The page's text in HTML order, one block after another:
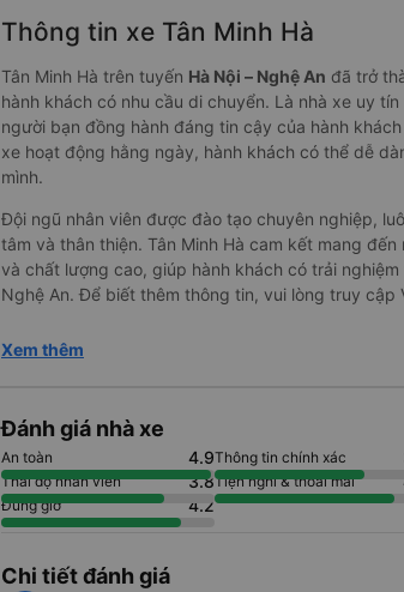
Thông tin xe Tân Minh Hà
Tân Minh Hà trên tuyến Hà Nội – Nghệ An đã trở
hành khách có nhu cầu di chuyển. Là nhà xe uy
người bạn đồng hành đáng tin cậy của hành
xe hoạt động hằng ngày, hành khách có thể dễ
mình.
Đội ngũ nhân viên được đào tạo chuyên nghiệp,
tâm và thân thiện. Tân Minh Hà cam kết mang
và chất lượng cao, giúp hành khách có trải
Nghệ An. Để biết thêm thông tin, vui lòng truy cập
Xem thêm
Đánh giá nhà xe
An toàn 4.9Thông tin chính xác
Thái độ nhân viên 3.8Tiện nghi & thoải mái
Đúng giờ 4.2
Chi tiết đánh giá